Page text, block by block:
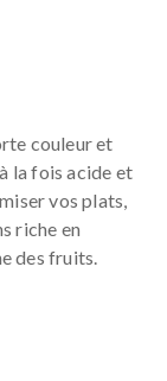
couleur et
la fois acide et
vos plats,
riche en
des fruits.